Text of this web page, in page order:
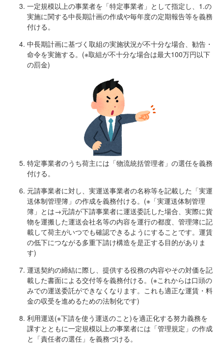
一定規模以上の事業者を「特定事業者」として指定し、1.の
実施に関する中長期計画の作成や毎年度の定期報告等を義務
付ける。
中長期計画に基づく取組の実施状況が不十分な場合、勧告・
命令を実施する。(※取組が不十分な場合は最大100万円以下
の罰金)
特定事業者のうち荷主には「物流統括管理者」の選任を義務
付ける。
元請事業者に対し、実運送事業者の名称等を記載した「実運
送体制管理簿」の作成を義務付ける。(※「実運送体制管理
簿」とは→元請が下請事業者に運送委託した場合、実際に貨
物を運搬した運送会社名等の内容を運行の都度、管理簿に記
載して荷主がいつでも確認できるようにすることです。運賃
の低下につながる多重下請け構造を是正する目的がありま
す)
運送契約の締結に際し、提供する役務の内容やその対価を記
載した書面による交付等を義務付ける。(※これからは口頭の
みでの運送委託ができなくなります。これも適正な運賃・料
金の収受を進めるための法制化です)
利用運送(※下請を使う運送のこと)を適正化する努力義務を
課すとともに一定規模以上の事業者には「管理規定」の作成
と「責任者の選任」を義務づける。